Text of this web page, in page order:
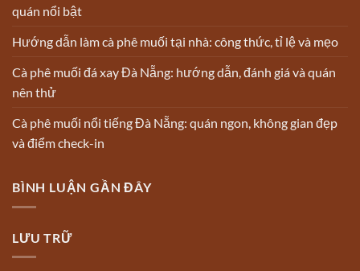
quán nổi bật
Hướng dẫn làm cà phê muối tại nhà: công thức, tỉ lệ và mẹo
Cà phê muối đá xay Đà Nẵng: hướng dẫn, đánh giá và quán
nên thử
Cà phê muối nổi tiếng Đà Nẵng: quán ngon, không gian đẹp
và điểm check-in
BÌNH LUẬN GẦN ĐÂY
LƯU TRỮ